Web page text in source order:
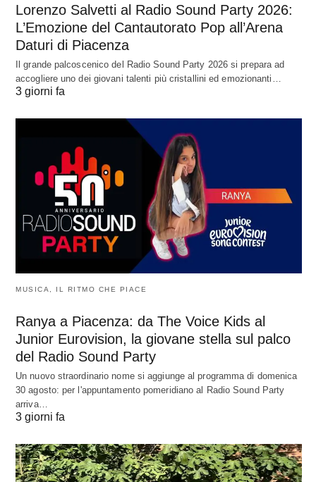
Lorenzo Salvetti al Radio Sound Party 2026:
L’Emozione del Cantautorato Pop all’Arena
Daturi di Piacenza
Il grande palcoscenico del Radio Sound Party 2026 si prepara ad
accogliere uno dei giovani talenti più cristallini ed emozionanti…
3 giorni fa
MUSICA, IL RITMO CHE PIACE
Ranya a Piacenza: da The Voice Kids al
Junior Eurovision, la giovane stella sul palco
del Radio Sound Party
Un nuovo straordinario nome si aggiunge al programma di domenica
30 agosto: per l'appuntamento pomeridiano al Radio Sound Party
arriva…
3 giorni fa